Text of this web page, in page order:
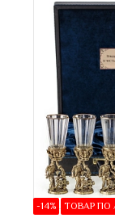
-14% ТОВАР ПО